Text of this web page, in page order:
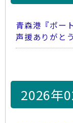
青森港『ポー
声援ありがと
2026年